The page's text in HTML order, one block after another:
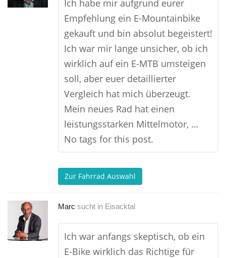
Ich habe mir aufgrund eurer
Empfehlung ein E-Mountainbike
gekauft und bin absolut begeistert!
Ich war mir lange unsicher, ob ich
wirklich auf ein E-MTB umsteigen
soll, aber euer detaillierter
Vergleich hat mich überzeugt.
Mein neues Rad hat einen
leistungsstarken Mittelmotor, …
No tags for this post.
Zur Fahrrad Auswahl
Marc sucht in Eisacktal
Ich war anfangs skeptisch, ob ein
E-Bike wirklich das Richtige für